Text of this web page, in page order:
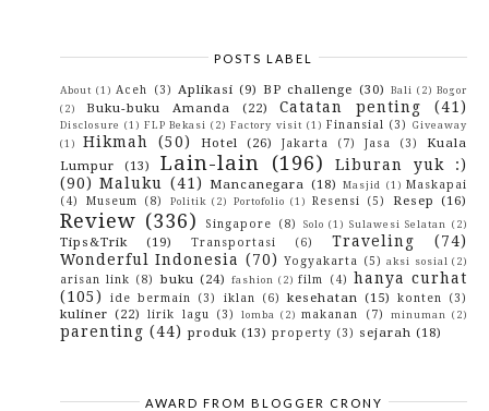
INdonesia Ya tetap Indonesia :)
JIka kamu memancing iKan ^_^
►August(2)
►June(2)
►May(20)
April (11)
POSTS LABEL
About (1) Aceh (3) Aplikasi (9) BP challenge (30) Bali (2) Bogor
(2)
Buku-buku Amanda (22) Catatan penting (41)
Disclosure (1) FLP Bekasi (2) Factory visit (1) Finansial (3)
Giveaway
(1)
Hikmah (50) Hotel (26) Jakarta (7) Jasa (3)
Kuala
Lumpur
(13) Lain-lain (196)
Liburan yuk :)
(90) Maluku (41) Mancanegara (18) Masjid (1) Maskapai
(4)
Museum (8) Politik (2) Portofolio (1) Resensi (5) Resep (16)
Review (336) Singapore (8) Solo (1) Sulawesi Selatan (2)
Tips&Trik (19) Transportasi (6) Traveling
(74)
Wonderful Indonesia (70) Yogyakarta (5) aksi sosial (2)
arisan link (8) buku (24) fashion (2) film (4) hanya curhat
(105)
ide bermain (3) iklan (6) kesehatan (15) konten (3)
kuliner (22) lirik lagu (3) lomba (2) makanan (7) minuman (2)
parenting (44) produk (13) property (3) sejarah (18)
AWARD FROM BLOGGER CRONY